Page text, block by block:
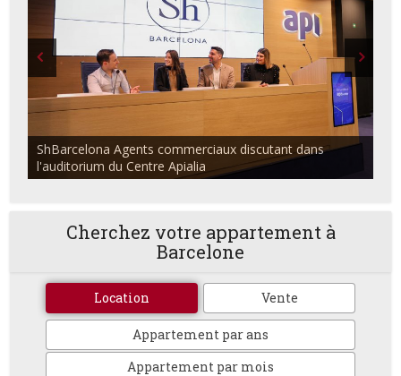
ShBarcelona Agents commerciaux discutant dans
l'auditorium du Centre Apialia
Cherchez votre appartement à
Barcelone
Location Vente
Appartement par ans
Appartement par mois